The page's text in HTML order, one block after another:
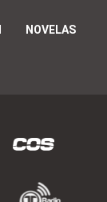
NOVELAS